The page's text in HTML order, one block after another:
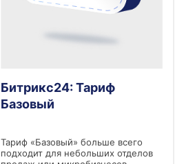
Битрикс24: Тариф
Базовый
Тариф «Базовый» больше всего
подходит для небольших отделов